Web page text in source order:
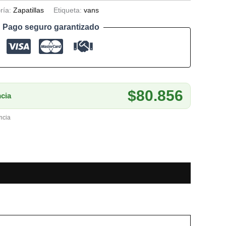
Zapatillas Etiqueta:vans
Pago seguro garantizado
$80.856